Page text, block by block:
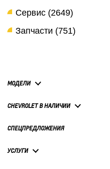
Сервис (2649)
Запчасти (751)
МОДЕЛИ
CHEVROLET В НАЛИЧИИ
СПЕЦПРЕДЛОЖЕНИЯ
УСЛУГИ